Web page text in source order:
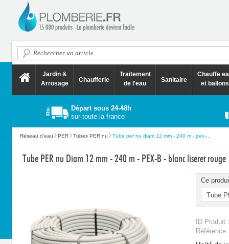
Jardin &
Arrosage
Chaufferie
Traitement
de l'eau
Sanitaire
Chauffe
et ballons
Départ sous 24-48h
sur toute la france
Réseau d'eau PER Tubes PER nu Tube per nu diam 12 mm - 240 m - pex-...
Tube PER nu Diam 12 mm - 240 m - PEX-B - blanc liseret rouge
Ce
ID Produit